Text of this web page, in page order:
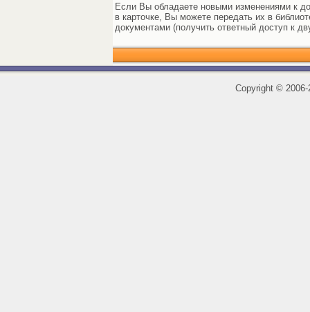
Если Вы обладаете новыми изменениями к
в карточке, Вы можете передать их в
документами (получить ответный доступ к
Copyright ©